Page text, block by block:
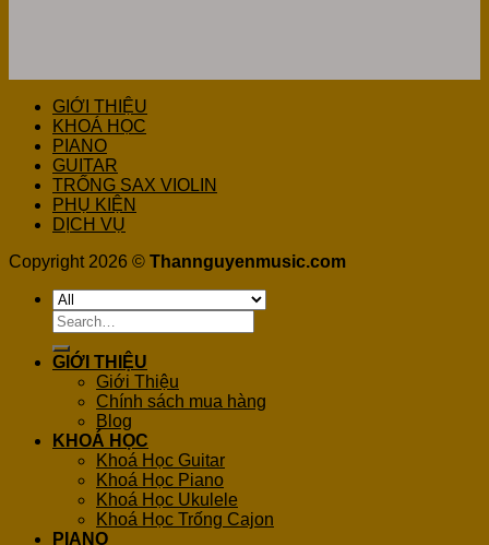
GIỚI THIỆU
KHOÁ HỌC
PIANO
GUITAR
TRỐNG SAX VIOLIN
PHỤ KIỆN
DỊCH VỤ
Copyright 2026 © Thannguyenmusic.com
Search
for:
GIỚI THIỆU
Giới Thiệu
Chính sách mua hàng
Blog
KHOÁ HỌC
Khoá Học Guitar
Khoá Học Piano
Khoá Học Ukulele
Khoá Học Trống Cajon
PIANO